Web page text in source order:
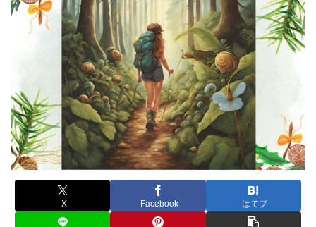
X Facebook はてブ